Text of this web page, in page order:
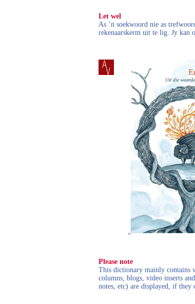
Let wel
As ’n soekwoord nie as
rekenaarskerm uit te lig. Jy kan
Please note
This dictionary mainly contains
columns, blogs, video inserts
notes, etc) are displayed, if